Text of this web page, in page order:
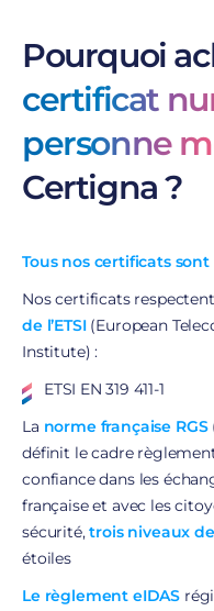
Pourquoi
certificat
personne
Certigna ?
Tous nos certificats sont
Nos certificats
de l’ETSI(European
Institute) :
ETSI EN 319 411-1
La norme française RGS
définit le cadre
confiance dans les
française et avec les
sécurité,trois niveaux
étoiles
Le règlement eIDAS